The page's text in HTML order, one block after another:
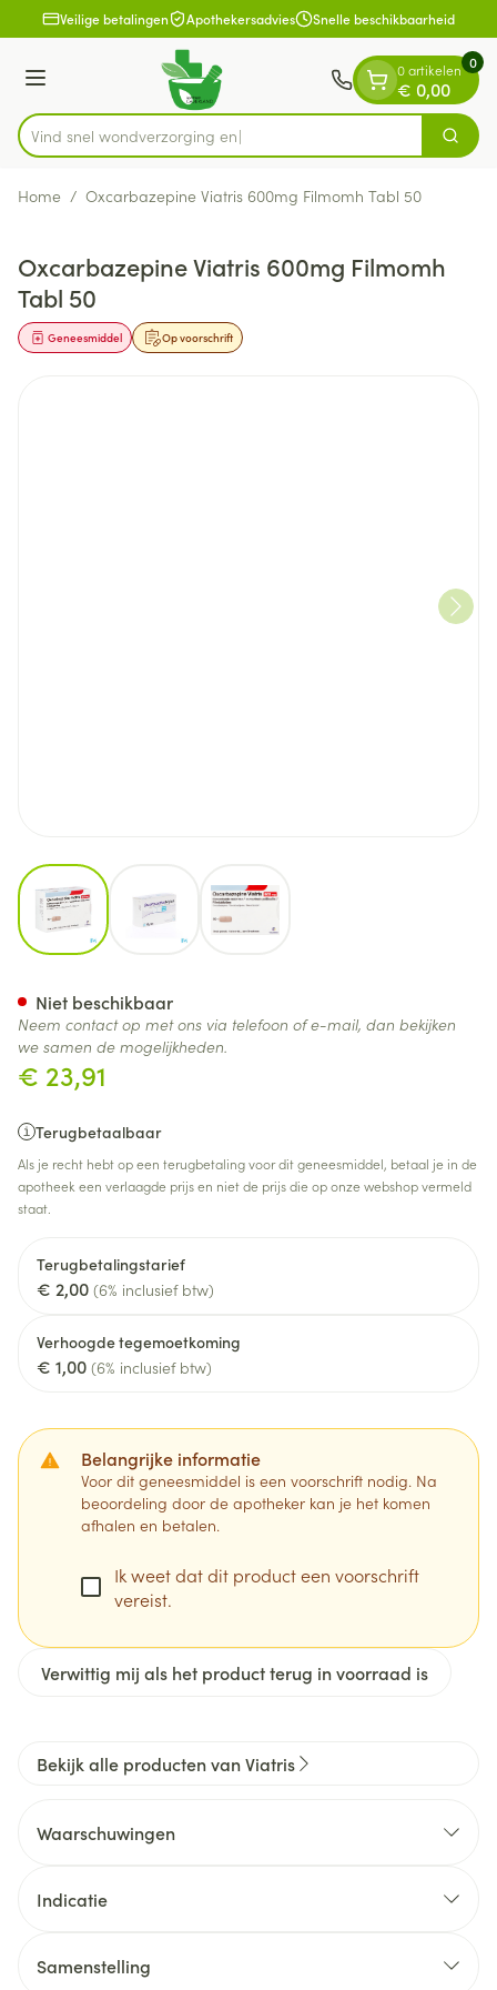
Ga naar de inhoud
1 van 1Veilige betalingen Apothekersadvies Snelle beschikbaarheid
Menu
Product, merk, categorie...
Vind snel wondverz Zoek
0 artikelen
€ 0,00
0
Home / Oxcarbazepine Viatris 600mg Filmomh Tabl 50
Oxcarbazepine Viatris 600mg Filmomh
Tabl 50
Op voorschrift
Geneesmiddel
View larger image
€ 23,91
Terugbetaalbaar
Als je recht hebt op een terugbetaling voor dit geneesmiddel, betaal je in de
apotheek een verlaagde prijs en niet de prijs die op onze webshop vermeld
staat.
Terugbetalingstarief
€ 2,00 (6% inclusief btw)
Verhoogde tegemoetkoming
€ 1,00 (6% inclusief btw)
Belangrijke informatie
Voor dit geneesmiddel is een voorschrift nodig. Na
beoordeling door de apotheker kan je het komen
afhalen en betalen.
Ik weet dat dit product een voorschrift
vereist.
Verwittig mij als het product terug in voorraad is
Niet beschikbaar
Neem contact op met ons via telefoon of e-mail, dan bekijken
we samen de mogelijkheden.
Bekijk alle producten van Viatris
Waarschuwingen
of moet u er extra voorzichtig mee zijn? Leef de
ze verschillen van de informatie in deze bijsluiter.
Indicatie
Samenstelling